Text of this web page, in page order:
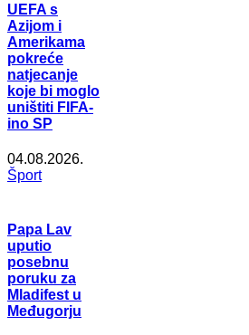
UEFA s
Azijom i
Amerikama
pokreće
natjecanje
koje bi moglo
uništiti FIFA-
ino SP
04.08.2026.
Šport
Papa Lav
uputio
posebnu
poruku za
Mladifest u
Međugorju